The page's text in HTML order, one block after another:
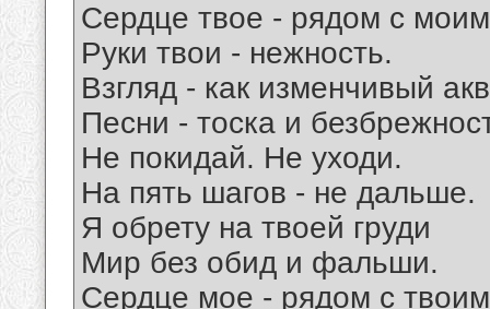
Сердце твое - рядом с
Руки твои - нежность.
Взгляд - как изменчивый
Песни - тоска и
Не покидай. Не уходи.
На пять шагов - не дальше.
Я обрету на твоей груди
Мир без обид и фальши.
Сердце мое - рядом с